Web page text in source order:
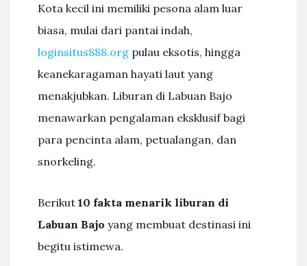
Kota kecil ini memiliki pesona alam luar
biasa, mulai dari pantai indah,
loginsitus888.org pulau eksotis, hingga
keanekaragaman hayati laut yang
menakjubkan. Liburan di Labuan Bajo
menawarkan pengalaman eksklusif bagi
para pencinta alam, petualangan, dan
snorkeling.
Berikut 10 fakta menarik liburan di
Labuan Bajo yang membuat destinasi ini
begitu istimewa.